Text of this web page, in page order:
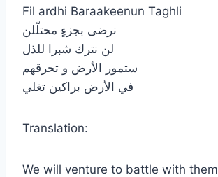
Fil ardhi Baraakeenun Taghli
نرضى بجزءٍ محتلّلن
لن نترك شبرا للذل
ستمور الأرض و تحرقهم
في الأرض براكين تغلي
Translation:
We will venture to battle with them